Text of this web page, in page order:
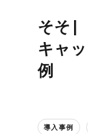
そそ |
キャ
例
導入事例